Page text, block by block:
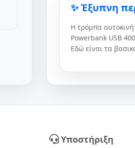
✨ Έξυπνη
Η τρόμπα
Powerbank USB
Εδώ είναι τα
Υποστήριξη